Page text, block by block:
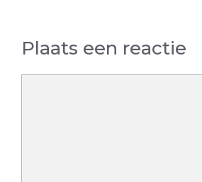
Plaats een reactie